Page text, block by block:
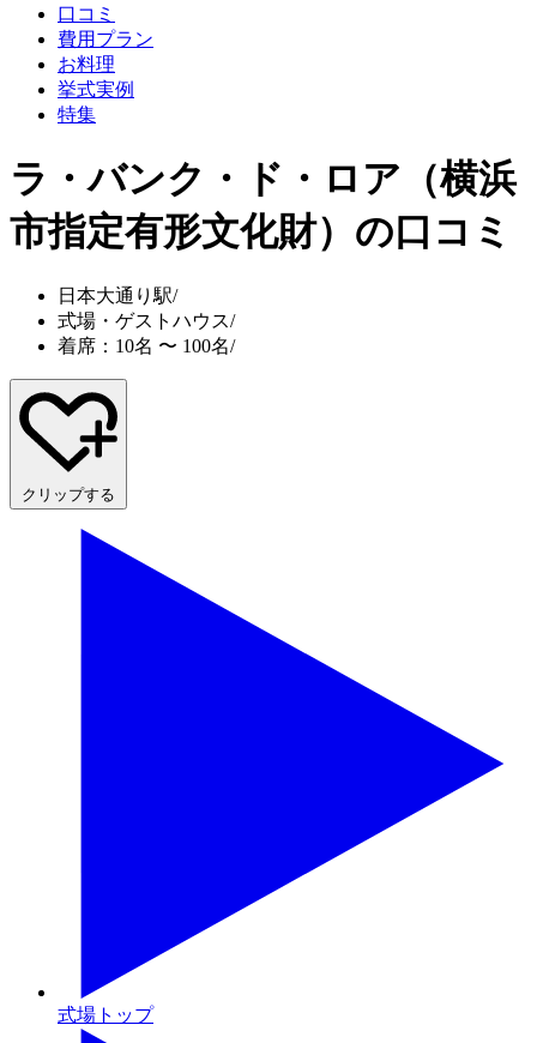
口コミ
費用プラン
お料理
挙式実例
特集
ラ・バンク・ド・ロア（横浜
市指定有形文化財） の口コミ
日本大通り駅/
式場・ゲストハウス/
着席：10名 〜 100名/
クリップする
式場トップ